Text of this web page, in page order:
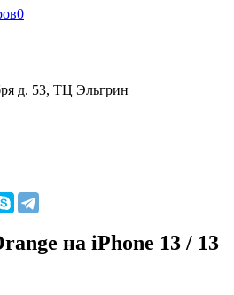
0
д. 53, ТЦ Эльгрин
на iPhone 13 / 13